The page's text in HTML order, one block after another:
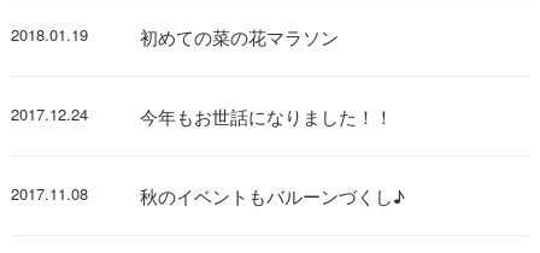
2018.01.19 初めての菜の花マラソン
2017.12.24 今年もお世話になりました！！
2017.11.08 秋のイベントもバルーンづくし♪